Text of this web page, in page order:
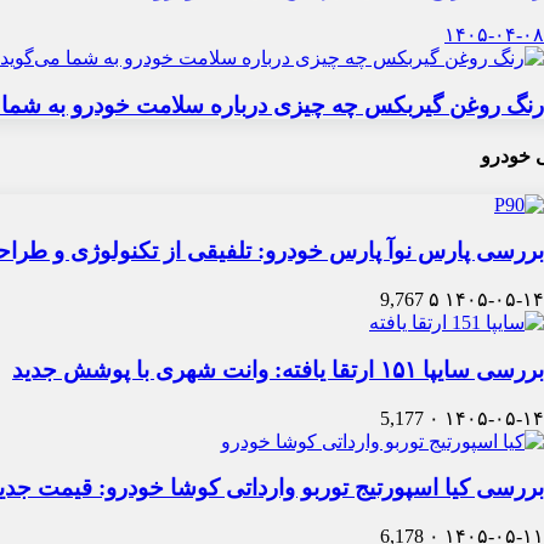
۱۴۰۵-۰۴-۰۸
رنگ روغن گیربکس چه چیزی درباره سلامت خودرو به
خودرو
بررسی پارس نوآ پارس خودرو: تلفیقی از تکنولوژی و
۱۴۰۵-۰۵-۱۴ ۵ 9,767
بررسی سایپا ۱۵۱ ارتقا یافته: وانت شهری با پوشش جدید
۱۴۰۵-۰۵-۱۴ ۰ 5,177
بررسی کیا اسپورتیج توربو وارداتی کوشا خودرو: قیمت
۱۴۰۵-۰۵-۱۱ ۰ 6,178